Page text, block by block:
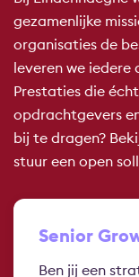
gezamenlijke
organisaties de
leveren we iedere
Prestaties die
opdrachtgevers
bij te dragen?
stuur een open
Senior
Ben jij een